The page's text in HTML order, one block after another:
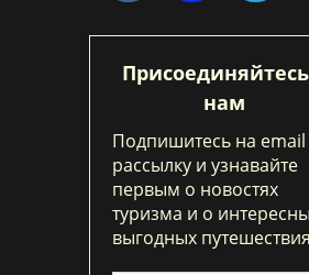
нам
Подпишитесь на email
рассылку и узнавайте
первым о новостях
туризма и о
выгодных